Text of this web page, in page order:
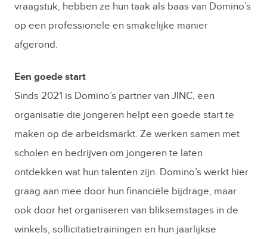
vraagstuk, hebben ze hun taak als baas van Domino’s
op een professionele en smakelijke manier
afgerond.
Een goede start
Sinds 2021 is Domino’s partner van JINC, een
organisatie die jongeren helpt een goede start te
maken op de arbeidsmarkt. Ze werken samen met
scholen en bedrijven om jongeren te laten
ontdekken wat hun talenten zijn. Domino’s werkt hier
graag aan mee door hun financiële bijdrage, maar
ook door het organiseren van bliksemstages in de
winkels, sollicitatietrainingen en hun jaarlijkse